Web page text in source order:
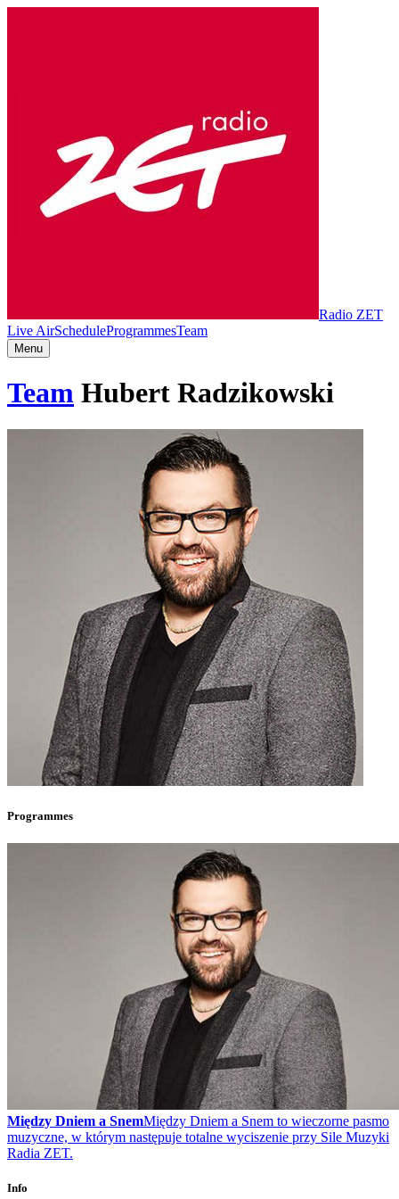
Radio ZET
Live AirScheduleProgrammesTeam
Menu
Team Hubert Radzikowski
Programmes
Między Dniem a SnemMiędzy Dniem a Snem to wieczorne pasmo
muzyczne, w którym następuje totalne wyciszenie przy Sile Muzyki
Radia ZET.
Info